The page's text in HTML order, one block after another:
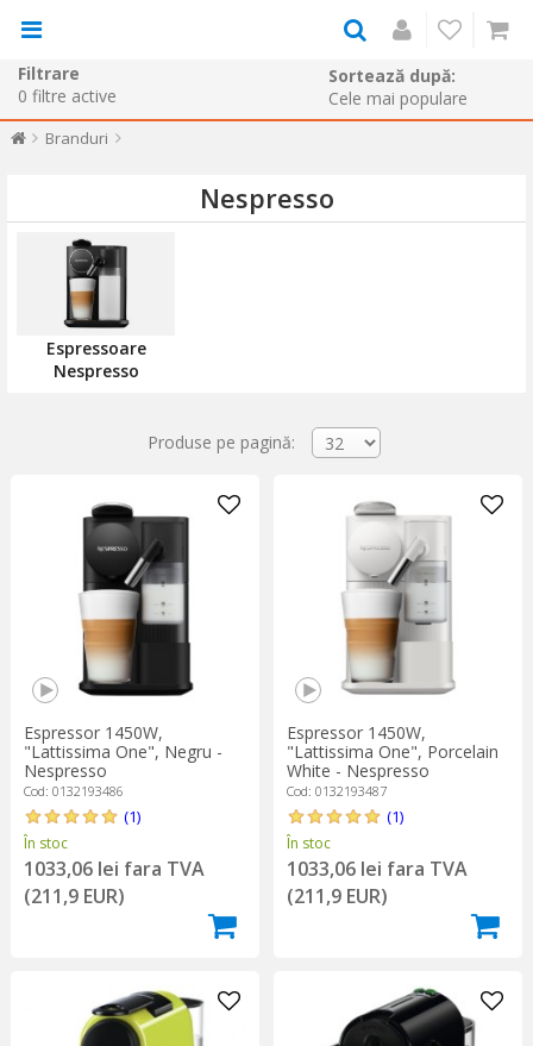
Filtrare
0 filtre active
Sortează după:
Branduri
Nespresso
Espressoare
Nespresso
Produse pe pagină:
Espressor 1450W,
"Lattissima One", Negru -
Nespresso
Cod: 0132193486
(1)
În stoc
1033,06 lei fara TVA
(211,9 EUR)
Espressor 1450W,
"Lattissima One", Porcelain
White - Nespresso
Cod: 0132193487
(1)
În stoc
1033,06 lei fara TVA
(211,9 EUR)